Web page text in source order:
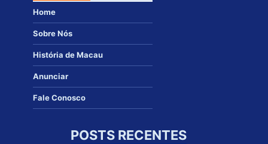
Home
Sobre Nós
História de Macau
Anunciar
Fale Conosco
POSTS RECENTES